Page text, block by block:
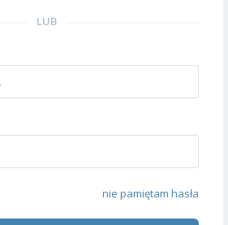
LUB
nie pamiętam hasła